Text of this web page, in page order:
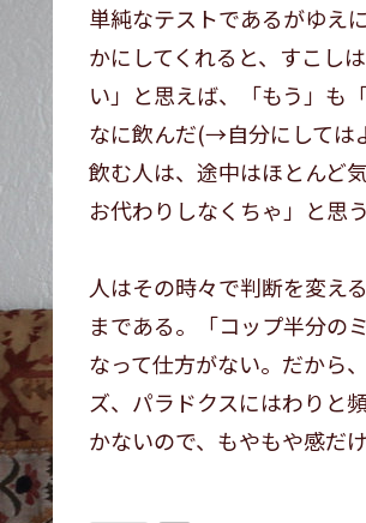
単純なテストであるがゆえ
かにしてくれると、すこし
い」と思えば、「もう」も
なに飲んだ(→自分にしては
飲む人は、途中はほとんど
お代わりしなくちゃ」と思
人はその時々で判断を変え
まである。「コップ半分の
なって仕方がない。だから
ズ、パラドクスにはわりと
かないので、もやもや感だ